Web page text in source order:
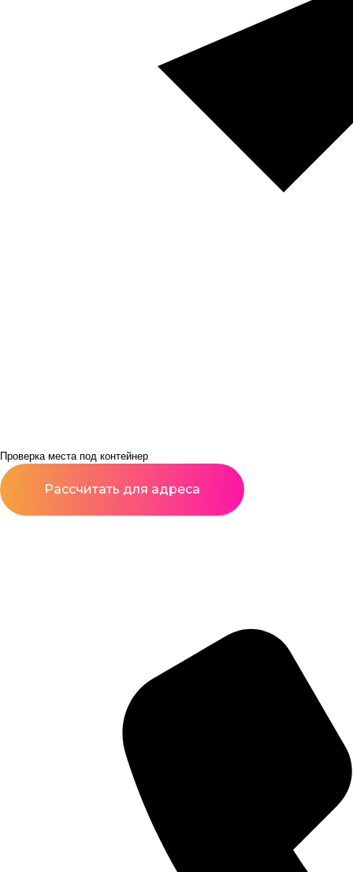
Проверка места под контейнер
Рассчитать для адреса